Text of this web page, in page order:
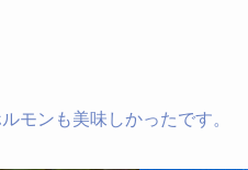
ンも美味しかったです。